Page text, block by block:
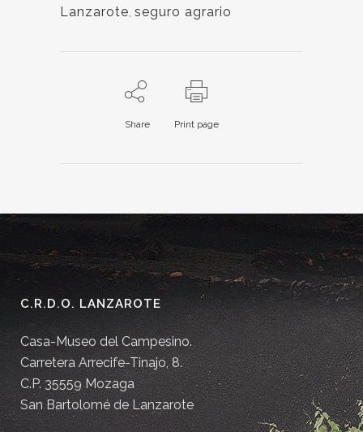
Lanzarote, seguro agrario
Share Print page
C.R.D.O. LANZAROTE
Casa-Museo del Campesino.
Carretera Arrecife-Tinajo, 8.
C.P. 35559 Mozaga
San Bartolomé de Lanzarote